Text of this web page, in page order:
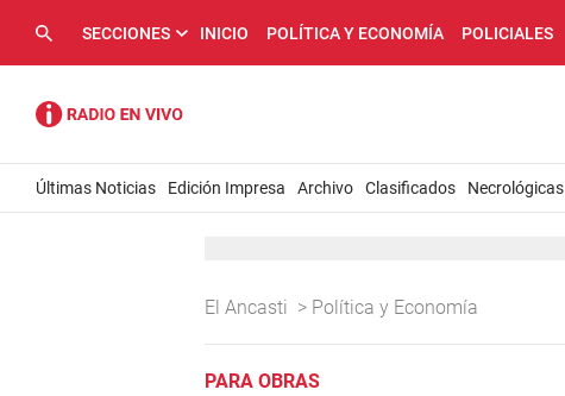
SECCIONES INICIO POLÍTICA Y ECONOMÍA POLICIALES
Últimas Noticias Edición Impresa Archivo Clasificados Necrológicas
El Ancasti > Política y Economía
PARA OBRAS